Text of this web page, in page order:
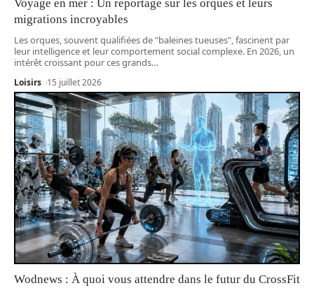
Voyage en mer : Un reportage sur les orques et leurs
migrations incroyables
Les orques, souvent qualifiées de "baleines tueuses", fascinent par
leur intelligence et leur comportement social complexe. En 2026, un
intérêt croissant pour ces grands…
Loisirs 15 juillet 2026
Wodnews : À quoi vous attendre dans le futur du CrossFit